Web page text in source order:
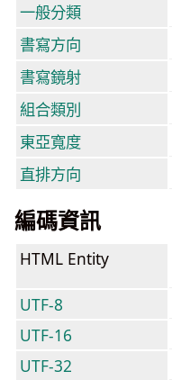
一般分類
書寫方向
書寫鏡射
組合類別
東亞寬度
直排方向
編碼資訊
HTML Entity
UTF-8
UTF-16
UTF-32